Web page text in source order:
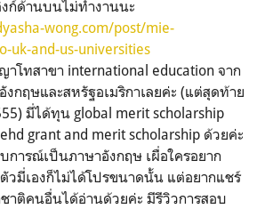
ก์ด้านบนไม่ทำงานนะ
wong.com/post/mie-
uk-and-us-universities
โทสาขา international education จาก
กฤษและสหรัฐอเมริกาเลยค่ะ (แต่สุดท้าย
มี่ได้ทุน global merit scholarship
grant and merit scholarship ด้วยค่ะ
การณ์เป็นภาษาอังกฤษ เผื่อใครอยาก
วมี่เองก็ไม่ได้โปรขนาดนั้น แต่อยากแชร์
าติคนอื่นได้อ่านด้วยค่ะ มีรีวิวการสอบ